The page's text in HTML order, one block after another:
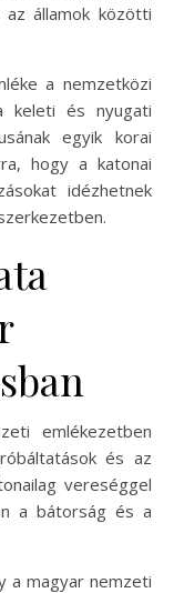
államok közötti
a nemzetközi
keleti és nyugati
egyik korai
hogy a katonai
idézhetnek
emlékezetben
és az
vereséggel
a bátorság és a
a magyar nemzeti